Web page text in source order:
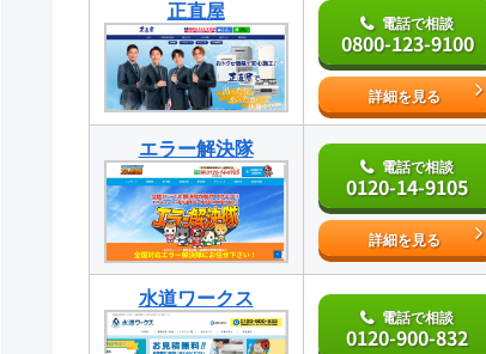
正直屋
電話で相談
0800-123-9100
詳細を見る
エラー解決隊
電話で相談
0120-14-9105
詳細を見る
水道ワークス
電話で相談
0120-900-832